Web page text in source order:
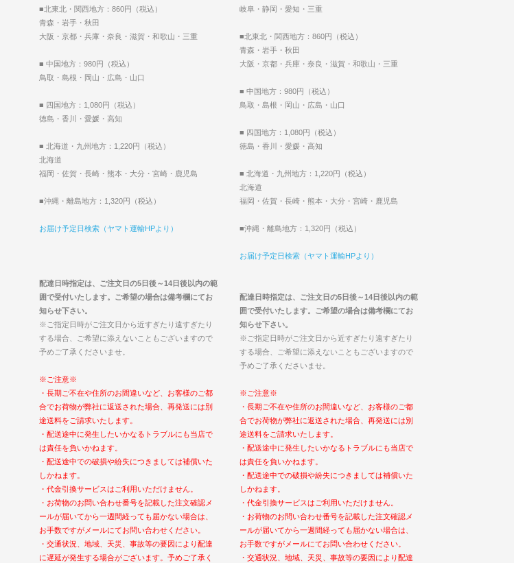
■北東北・関西地方：860円（税込）
青森・岩手・秋田
大阪・京都・兵庫・奈良・滋賀・和歌山・三重
■ 中国地方：980円（税込）
鳥取・島根・岡山・広島・山口
■ 四国地方：1,080円（税込）
徳島・香川・愛媛・高知
■ 北海道・九州地方：1,220円（税込）
北海道
福岡・佐賀・長崎・熊本・大分・宮崎・鹿児島
■沖縄・離島地方：1,320円（税込）
お届け予定日検索（ヤマト運輸HPより）
配達日時指定は、ご注文日の5日後～14日後以内の範
囲で受付いたします。ご希望の場合は備考欄にてお
知らせ下さい。
※ご指定日時がご注文日から近すぎたり遠すぎたり
する場合、ご希望に添えないこともございますので
予めご了承くださいませ。
※ご注意※
・長期ご不在や住所のお間違いなど、お客様のご都
合でお荷物が弊社に返送された場合、再発送には別
途送料をご請求いたします。
・配送途中に発生したいかなるトラブルにも当店で
は責任を負いかねます。
・配送途中での破損や紛失につきましては補償いた
しかねます。
・代金引換サービスはご利用いただけません。
・お荷物のお問い合わせ番号を記載した注文確認メ
ールが届いてから一週間経っても届かない場合は、
お手数ですがメールにてお問い合わせください。
・交通状況、地域、天災、事故等の要因により配達
に遅延が発生する場合がございます。予めご了承く
岐阜・静岡・愛知・三重
■北東北・関西地方：860円（税込）
青森・岩手・秋田
大阪・京都・兵庫・奈良・滋賀・和歌山・三重
■ 中国地方：980円（税込）
鳥取・島根・岡山・広島・山口
■ 四国地方：1,080円（税込）
徳島・香川・愛媛・高知
■ 北海道・九州地方：1,220円（税込）
北海道
福岡・佐賀・長崎・熊本・大分・宮崎・鹿児島
■沖縄・離島地方：1,320円（税込）
お届け予定日検索（ヤマト運輸HPより）
配達日時指定は、ご注文日の5日後～14日後以内の範
囲で受付いたします。ご希望の場合は備考欄にてお
知らせ下さい。
※ご指定日時がご注文日から近すぎたり遠すぎたり
する場合、ご希望に添えないこともございますので
予めご了承くださいませ。
※ご注意※
・長期ご不在や住所のお間違いなど、お客様のご都
合でお荷物が弊社に返送された場合、再発送には別
途送料をご請求いたします。
・配送途中に発生したいかなるトラブルにも当店で
は責任を負いかねます。
・配送途中での破損や紛失につきましては補償いた
しかねます。
・代金引換サービスはご利用いただけません。
・お荷物のお問い合わせ番号を記載した注文確認メ
ールが届いてから一週間経っても届かない場合は、
お手数ですがメールにてお問い合わせください。
・交通状況、地域、天災、事故等の要因により配達